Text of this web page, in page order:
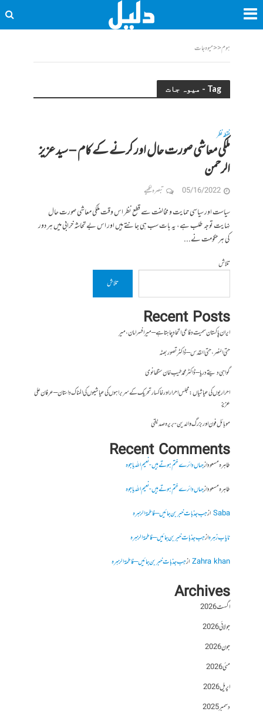
ہوم<<میوہ جات
Tag - میوہ جات
نقطہ نظر
ملکی معاشی صورت حال اور کرنے کے کام – سید عزیز
الرحمن
05/16/2022 تبصرہ لکھیے
سیاست اور سیاسی حمایت و مخالفت سے قطع نظر اس وقت ملکی معاشی صورت حال
نہایت توجہ طلب ہے، یہ بات سب ہی جانتے ہیں اور اس بے تحاشہ خرابی میں ہر دور
کی ہر حکومت نے...
تلاش
تلاش
Recent Posts
ایران پاکستان سمیت دفاعی اتحاد چاہتا ہے – میر افسر امان،میر
حتی النصر ، حتی القدس – ڈاکٹر تصور بھٹہ
گواہی دیتے دریا – ڈاکٹر محمد طیب خان سنگھانوی
احراریوں کی عیاشیاں : مجلس احرار اور خاکسار تحریک کے سربراہوں کی عیاشیوں کی المناک داستان – عرفان علی
عزیز
موبائل فون اور بزرگ والدین- بریرہ صدیقی
Recent Comments
طاہرہ مسعودازجہاں دائرے ختم ہوتے ہیں- نعیم اللہ باجوہ
طاہرہ مسعودازجہاں دائرے ختم ہوتے ہیں- نعیم اللہ باجوہ
Sabaازجب جذبات خبر بن جائیں – فاطمۃالزہرہ
نایاب زہرہازجب جذبات خبر بن جائیں – فاطمۃالزہرہ
Zahra khanازجب جذبات خبر بن جائیں – فاطمۃالزہرہ
Archives
اگست 2026
جولائی 2026
جون 2026
مئی 2026
اپریل 2026
دسمبر 2025